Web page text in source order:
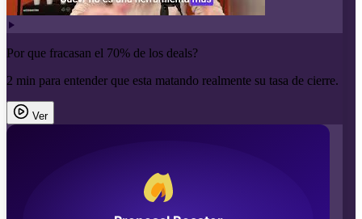
Por que fracasan el 70% de los deals?
2 min para entender que esta matando realmente su tasa de cierre.
Ver